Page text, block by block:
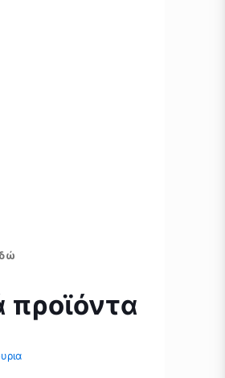
προϊόντα